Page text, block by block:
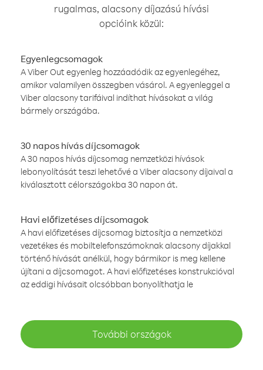
rugalmas, alacsony díjazású hívási
opcióink közül:
Egyenlegcsomagok
A Viber Out egyenleg hozzáadódik az egyenlegéhez,
amikor valamilyen összegben vásárol. A egyenleggel a
Viber alacsony tarifáival indíthat hívásokat a világ
bármely országába.
30 napos hívás díjcsomagok
A 30 napos hívás díjcsomag nemzetközi hívások
lebonyolítását teszi lehetővé a Viber alacsony díjaival a
kiválasztott célországokba 30 napon át.
Havi előfizetéses díjcsomagok
A havi előfizetéses díjcsomag biztosítja a nemzetközi
vezetékes és mobiltelefonszámoknak alacsony díjakkal
történő hívását anélkül, hogy bármikor is meg kellene
újítani a díjcsomagot. A havi előfizetéses konstrukcióval
az eddigi hívásait olcsóbban bonyolíthatja le
További országok